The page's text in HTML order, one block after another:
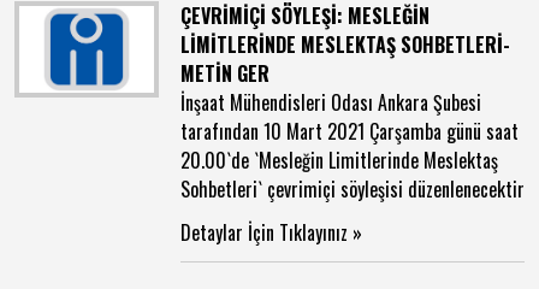
ÇEVRİMİÇİ SÖYLEŞİ: MESLEĞİN
LİMİTLERİNDE MESLEKTAŞ SOHBETLERİ-
METİN GER
İnşaat Mühendisleri Odası Ankara Şubesi
tarafından 10 Mart 2021 Çarşamba günü saat
20.00`de `Mesleğin Limitlerinde Meslektaş
Sohbetleri` çevrimiçi söyleşisi düzenlenecektir
Detaylar İçin Tıklayınız »